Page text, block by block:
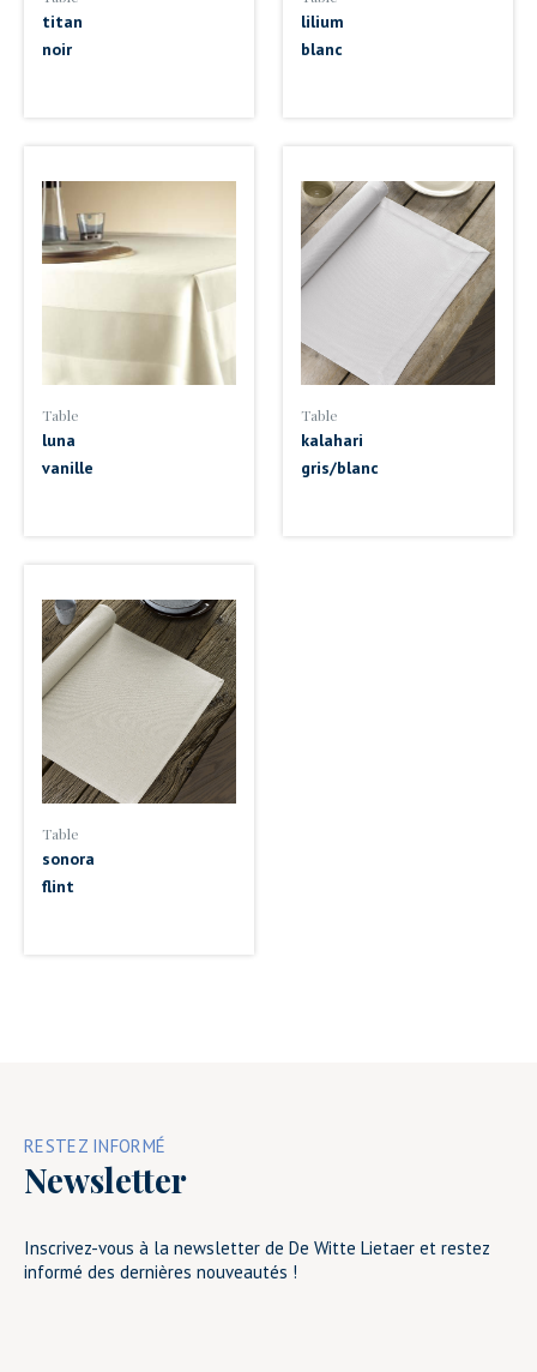
titan
noir
lilium
blanc
Table
luna
vanille
Table
kalahari
gris/blanc
Table
sonora
flint
RESTEZ INFORMÉ
Newsletter
Inscrivez-vous à la newsletter de De Witte Lietaer et restez
informé des dernières nouveautés !